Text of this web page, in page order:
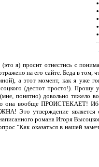
я) просит отнестись с
на его сайте. Беда в том,
а этот момент, как я уже
(деспот просто!). Прошу
понятно) довольно тяжело
она вообще ПРОИСТЕКАЕТ!
Это утверждение
романа Игоря
"Как оказаться в нашей